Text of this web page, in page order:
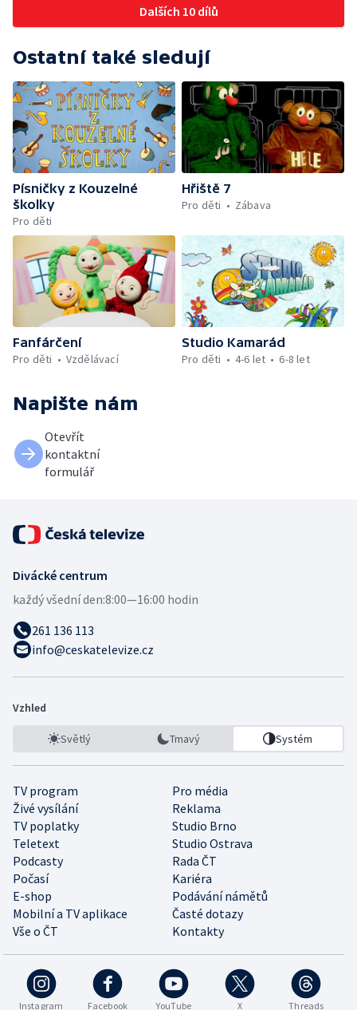
Dalších 10 dílů
Ostatní také sledují
Písničky z Kouzelné
školky
Pro děti
Hřiště 7
Pro děti
Zábava
Fanfárčení
Pro děti
Vzdělávací
Studio Kamarád
Pro děti
4-6 let 6-8 let
Napište nám
Otevřít
kontaktní
formulář
Divácké centrum
každý všední den:8:00—16:00 hodin
261 136 113
info@ceskatelevize.cz
Vzhled
Světlý Tmavý Systém
TV program
Pro média
Živé vysílání
Reklama
TV poplatky
Studio Brno
Teletext
Studio Ostrava
Podcasty
Rada ČT
Počasí
Kariéra
E-shop
Podávání námětů
Mobilní a TV aplikace
Časté dotazy
Vše o ČT
Kontakty
Instagram Facebook YouTube X Threads